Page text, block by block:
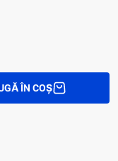
ÎN COȘ